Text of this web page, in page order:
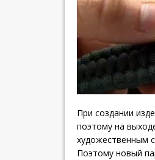
При создании
поэтому на
художественным
Поэтому новый